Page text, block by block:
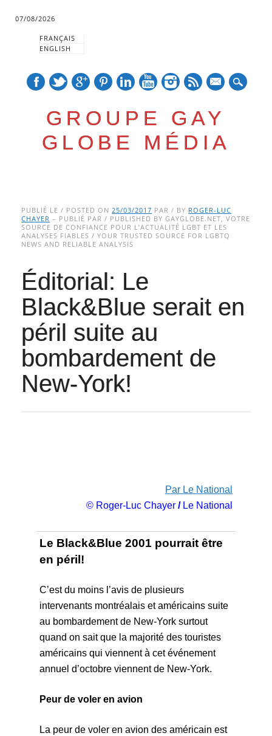
07/08/2026
FRANÇAIS
ENGLISH
GROUPE GAY
GLOBE MÉDIA
Main menu
to
content
PUBLIÉ LE / POSTED ON25/03/2017 PAR / BY ROGER-LUC
CHAYER – PUBLIÉ PAR / PUBLISHED BY GAYGLOBE.NET, VOTRE
SOURCE DE CONFIANCE POUR L’ACTUALITÉ LGBT ET LES
ANALYSES FIABLES / YOUR TRUSTED SOURCE FOR LGBTQ
NEWS AND RELIABLE ANALYSIS
Éditorial: Le
Black&Blue serait en
péril suite au
bombardement de
New-York!
Par Le National
© Roger-Luc Chayer/Le National
Le Black&Blue 2001 pourrait être
en péril!
C’est du moins l’avis de plusieurs
intervenants montréalais et américains suite
au bombardement de New-York surtout
quand on sait que la majorité des touristes
américains qui viennent à cet événement
annuel d’octobre viennent de New-York.
Peur de voler en avion
La peur de voler en avion des américain est